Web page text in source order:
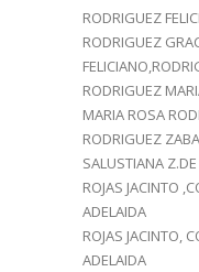
RODRIGUEZ
RODRIGUEZ
RODRIGUEZ
MARIA ROSA
RODRIGUEZ
SALUSTIANA Z.DE
ROJAS JACINTO
ADELAIDA
ROJAS JACINTO,
ADELAIDA